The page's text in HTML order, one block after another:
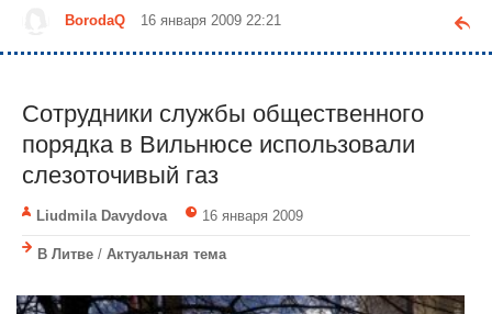
BorodaQ 16 января 2009 22:21
Сотрудники службы общественного
порядка в Вильнюсе использовали
слезоточивый газ
Liudmila Davydova 16 января 2009
В Литве / Актуальная тема